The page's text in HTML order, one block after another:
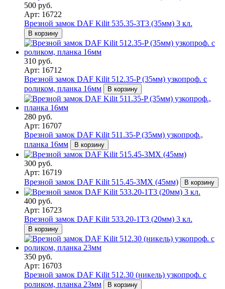
500 руб.
Арт: 16722
Врезной замок DAF Kilit 535.35-3T3 (35мм) 3 кл.
В корзину
310 руб.
Арт: 16712
Врезной замок DAF Kilit 512.35-P (35мм) узкопроф. с
роликом, планка 16мм
В корзину
280 руб.
Арт: 16707
Врезной замок DAF Kilit 511.35-P (35мм) узкопроф.,
планка 16мм
В корзину
300 руб.
Арт: 16719
Врезной замок DAF Kilit 515.45-3MX (45мм)
В корзину
400 руб.
Арт: 16723
Врезной замок DAF Kilit 533.20-1T3 (20мм) 3 кл.
В корзину
350 руб.
Арт: 16703
Врезной замок DAF Kilit 512.30 (никель) узкопроф. с
роликом, планка 23мм
В корзину